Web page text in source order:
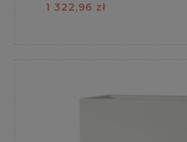
1 322,96 zł